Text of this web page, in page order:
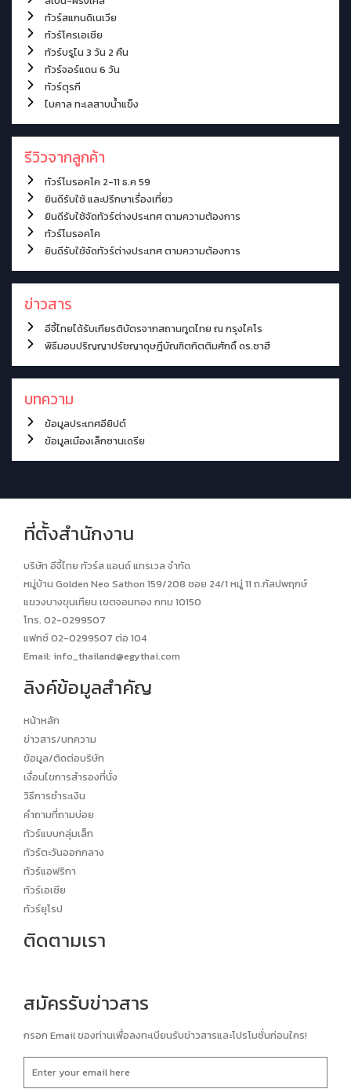
ทัวร์สแกนดิเนเวีย
ทัวร์โครเอเชีย
ทัวร์บรูไน 3 วัน 2 คืน
ทัวร์จอร์แดน 6 วัน
ทัวร์ตุรกี
ไบคาล ทะเลสาบน้ำแข็ง
รีวิวจากลูกค้า
ทัวร์โมรอคโค 2-11 ธ.ค 59
ยินดีรับใช้ และปรึกษาเรื่องเที่ยว
ยินดีรับใช้จัดทัวร์ต่างประเทศ ตามความต้องการ
ทัวร์โมรอคโค
ยินดีรับใช้จัดทัวร์ต่างประเทศ ตามความต้องการ
ข่าวสาร
อีจี้ไทยได้รับเกียรติบัตรจากสถานทูตไทย ณ กรุงไคโร
พิธีมอบปริญญาปรัชญาดุษฎีบัณฑิตกิตติมศักดิ์ ดร.ซาฮี
บทความ
ข้อมูลประเทศอียิปต์
ข้อมูลเมืองเล็กซานเดรีย
ที่ตั้งสำนักงาน
บริษัท อีจี้ไทย ทัวร์ส แอนด์ แทรเวล จำกัด
หมู่บ้าน Golden Neo Sathon 159/208 ซอย 24/1 หมู่ 11 ถ.กัลปพฤกษ์
แขวงบางขุนเทียน เขตจอมทอง กทม 10150
โทร. 02-0299507
แฟกซ์ 02-0299507 ต่อ 104
Email: info_thailand@egythai.com
ลิงค์ข้อมูลสำคัญ
หน้าหลัก
ข่าวสาร/บทความ
ข้อมูล/ติดต่อบริษัท
เงื่อนไขการสำรองที่นั่ง
วิธีการชำระเงิน
คำถามที่ถามบ่อย
ทัวร์แบบกลุ่มเล็ก
ทัวร์ตะวันออกกลาง
ทัวร์แอฟริกา
ทัวร์เอเซีย
ทัวร์ยุโรป
ติดตามเรา
สมัครรับข่าวสาร
กรอก Email ของท่านเพื่อลงทะเบียนรับข่าวสารและโปรโมชั่นก่อนใคร!